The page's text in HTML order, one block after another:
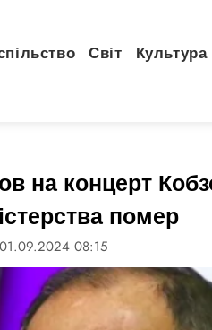
Світ Культура
на концерт
помер
01.09.2024 08:15